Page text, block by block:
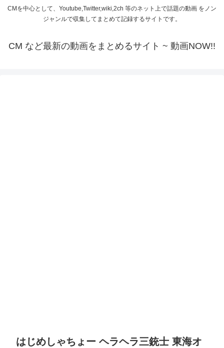
CMを中心として、Youtube,Twitter,wiki,2ch 等のネット上で話題の動画 をノン
ジャンルで収集してまとめて記録するサイトです。
CM など最新の動画をまとめるサイト ~ 動画NOW!!
はじめしゃちょー ヘラヘラ三銃士 東海オ